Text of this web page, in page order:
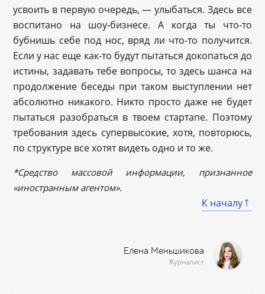
усвоить в первую очередь, — улыбаться. Здесь все
воспитано на шоу-бизнесе. А когда ты что-то
бубнишь себе под нос, вряд ли что-то получится.
Если у нас еще как-то будут пытаться докопаться до
истины, задавать тебе вопросы, то здесь шанса на
продолжение беседы при таком выступлении нет
абсолютно никакого. Никто просто даже не будет
пытаться разобраться в твоем стартапе. Поэтому
требования здесь супервысокие, хотя, повторюсь,
по структуре все хотят видеть одно и то же.
*Средство массовой информации, признанное
«иностранным агентом».
К началу
Елена Меньшикова
Журналист